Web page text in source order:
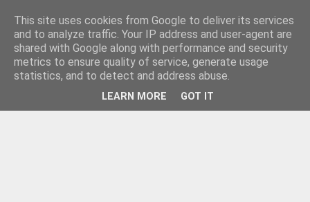
This site uses cookies from Google to deliver its services
and to analyze traffic. Your IP address and user-agent are
shared with Google along with performance and security
metrics to ensure quality of service, generate usage
statistics, and to detect and address abuse.
LEARN MORE GOT IT